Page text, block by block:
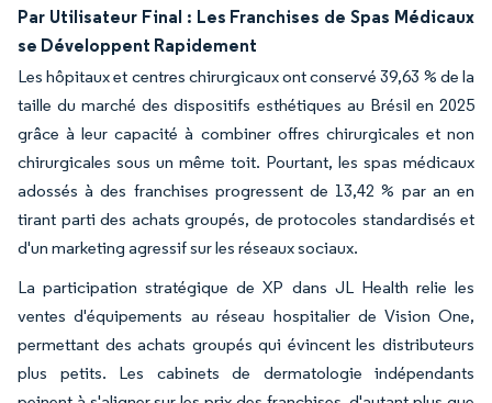
Par Utilisateur Final : Les Franchises de Spas Médicaux
se Développent Rapidement
Les hôpitaux et centres chirurgicaux ont conservé 39,63 % de la
taille du marché des dispositifs esthétiques au Brésil en 2025
grâce à leur capacité à combiner offres chirurgicales et non
chirurgicales sous un même toit. Pourtant, les spas médicaux
adossés à des franchises progressent de 13,42 % par an en
tirant parti des achats groupés, de protocoles standardisés et
d'un marketing agressif sur les réseaux sociaux.
La participation stratégique de XP dans JL Health relie les
ventes d'équipements au réseau hospitalier de Vision One,
permettant des achats groupés qui évincent les distributeurs
plus petits. Les cabinets de dermatologie indépendants